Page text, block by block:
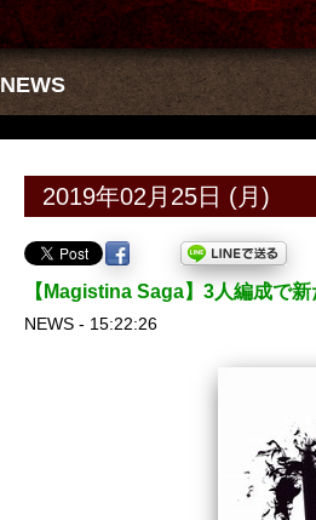
NEWS
2019年02月25日 (月)
【Magistina Saga】3人編成で
NEWS - 15:22:26